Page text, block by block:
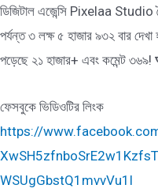
ডিজিটাল এজেন্সি Pixelaa Studio
পর্যন্ত ৩ লক্ষ ৫ হাজার ৯৩২ বার
পড়েছে ২১ হাজার+ এবং কমেন্ট ৩৬৯!
ফেসবুকে ভিডিওটির লিংক
https://
WSUgGbstQ1mvvVu1l